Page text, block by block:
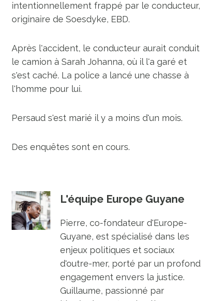
intentionnellement frappé par le conducteur,
originaire de Soesdyke, EBD.
Après l'accident, le conducteur aurait conduit
le camion à Sarah Johanna, où il l'a garé et
s'est caché. La police a lancé une chasse à
l'homme pour lui.
Persaud s'est marié il y a moins d'un mois.
Des enquêtes sont en cours.
L'équipe Europe Guyane
Pierre, co-fondateur d'Europe-
Guyane, est spécialisé dans les
enjeux politiques et sociaux
d'outre-mer, porté par un profond
engagement envers la justice.
Guillaume, passionné par